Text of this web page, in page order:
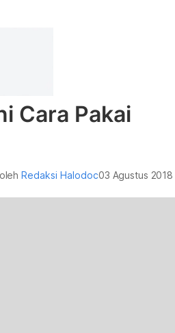
Cara Pakai
Redaksi Halodoc03 Agustus 2018